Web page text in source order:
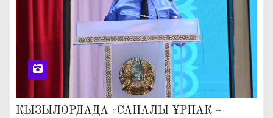
ҚЫЗЫЛОРДАДА «САНАЛЫ ҰРПАҚ –